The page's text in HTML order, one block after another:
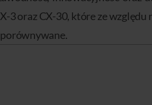
3 oraz CX-30, które ze względu
porównywane.